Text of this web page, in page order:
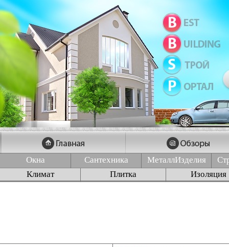
Окна Сантехника МеталлИзделия
Климат
Плитка Изоляция